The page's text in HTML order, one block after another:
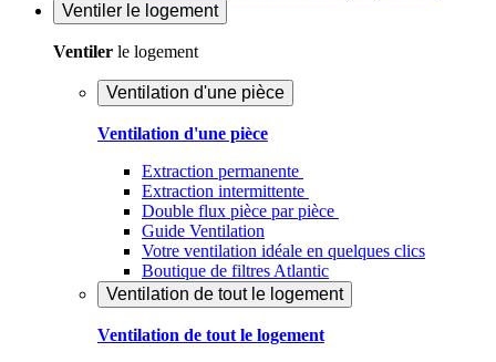
Ventiler le logement
Ventiler le logement
Ventilation d'une pièce
Ventilation d'une pièce
Extraction permanente
Extraction intermittente
Double flux pièce par pièce
Guide Ventilation
Votre ventilation idéale en quelques clics
Boutique de filtres Atlantic
Ventilation de tout le logement
Ventilation de tout le logement